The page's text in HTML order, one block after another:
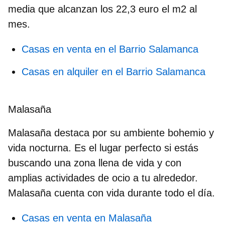
media que alcanzan los 22,3 euro el m2 al
mes.
Casas en venta en el Barrio Salamanca
Casas en alquiler en el Barrio Salamanca
Malasaña
Malasaña destaca por su ambiente bohemio y
vida nocturna. Es el lugar perfecto si estás
buscando una zona llena de vida y con
amplias actividades de ocio a tu alrededor.
Malasaña cuenta con vida durante todo el día.
Casas en venta en Malasaña